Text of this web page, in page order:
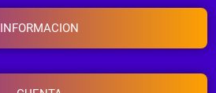
INFORMACION